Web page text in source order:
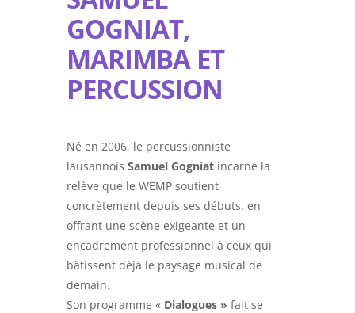
GOGNIAT,
MARIMBA ET
PERCUSSION
Né en 2006, le percussionniste
lausannois Samuel Gogniat incarne la
relève que le WEMP soutient
concrètement depuis ses débuts, en
offrant une scène exigeante et un
encadrement professionnel à ceux qui
bâtissent déjà le paysage musical de
demain.
Son programme « Dialogues » fait se